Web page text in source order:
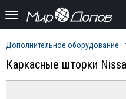
Дополнительное оборудование
Каркасные шторки